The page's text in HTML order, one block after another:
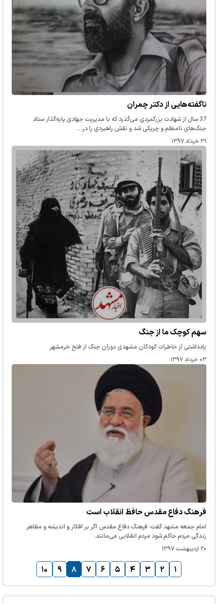
ناگفته‌هایی از دکتر چمران
37 سال از شهادت بزرگمردی می‌گذرد که با مدیریت جهادی پایه‌گذار ستاد
جنگ‌های نامنظم و چریکی شد و نقش راهبردی را در…
۳۱ خرداد ۱۳۹۷
سهم کوچک ما از جنگ
یادداشتی از خاطرات کودکان مشهدی دوران جنگ از فتح خرمشهر
۰۳ خرداد ۱۳۹۷
فرهنگ دفاع مقدس حافظ انقلاب است
امام جمعه مشهد گفت: فرهنگ دفاع مقدس اگر بر افکار و اندیشه و مظاهر
زندگی مردم حاکم شود مردم انقلابی می‌مانند.
۲۰ اردیبهشت ۱۳۹۷
۱ ۲ ۳ ۴ ۵ ۶ ۷ ۸ ۹ ۱۰